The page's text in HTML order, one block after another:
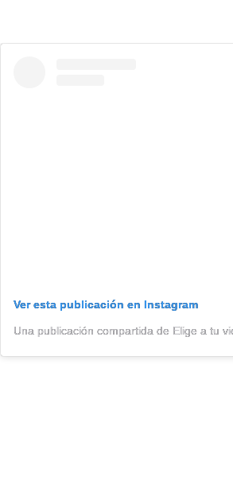
Ver esta publicación en Instagram
Una publicación compartida de Elige a tu